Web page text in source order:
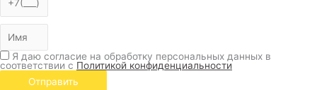
Я даю согласие на обработку персональных данных в
соответствии с Политикой конфиденциальности
Отправить